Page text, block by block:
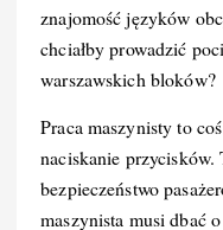
znajomość języków
chciałby prowadzić
warszawskich bloków?
Praca maszynisty to
naciskanie przycisków.
bezpieczeństwo
maszynista musi dbać